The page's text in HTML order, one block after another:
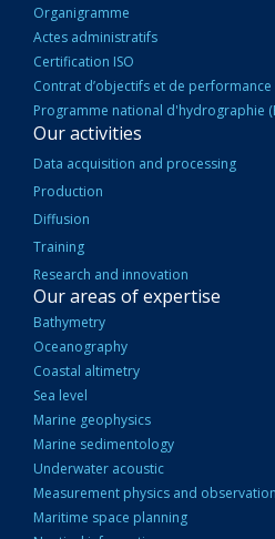
Organigramme
Actes administratifs
Certification ISO
Contrat d’objectifs et de performance
Programme national d'hydrographie
Our activities
Data acquisition and processing
Production
Diffusion
Training
Research and innovation
Our areas of expertise
Bathymetry
Oceanography
Coastal altimetry
Sea level
Marine geophysics
Marine sedimentology
Underwater acoustic
Measurement physics and
Maritime space planning